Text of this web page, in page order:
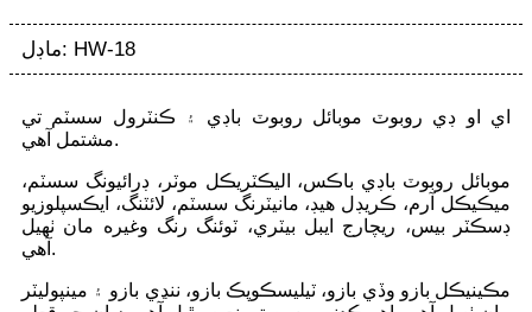
ماڊل: HW-18
اي او ڊي روبوٽ موبائل روبوٽ باڊي ۽ ڪنٽرول سسٽم تي
مشتمل آهي.
موبائل روبوٽ باڊي باڪس، اليڪٽريڪل موٽر، ڊرائيونگ سسٽم،
ميڪيڪل آرم، ڪريڊل هيڊ، مانيٽرنگ سسٽم، لائٽنگ، ايڪسپلوزيو
ڊسڪٽر بيس، ريچارج ايبل بيٽري، ٽوئنگ رنگ وغيره مان ٺهيل
آهي.
مڪينيڪل بازو وڏي بازو، ٽيليسڪوپڪ بازو، ننڍي بازو ۽ مينپوليٽر